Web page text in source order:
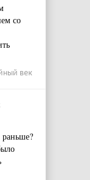
со
век